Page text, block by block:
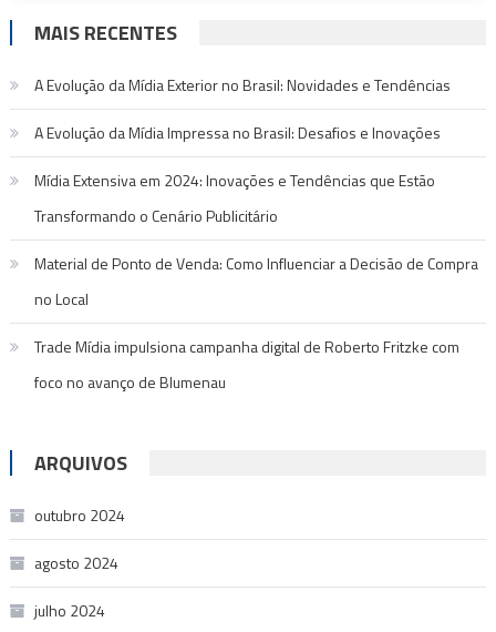
MAIS RECENTES
A Evolução da Mídia Exterior no Brasil: Novidades e Tendências
A Evolução da Mídia Impressa no Brasil: Desafios e Inovações
Mídia Extensiva em 2024: Inovações e Tendências que Estão
Transformando o Cenário Publicitário
Material de Ponto de Venda: Como Influenciar a Decisão de Compra
no Local
Trade Mídia impulsiona campanha digital de Roberto Fritzke com
foco no avanço de Blumenau
ARQUIVOS
outubro 2024
agosto 2024
julho 2024